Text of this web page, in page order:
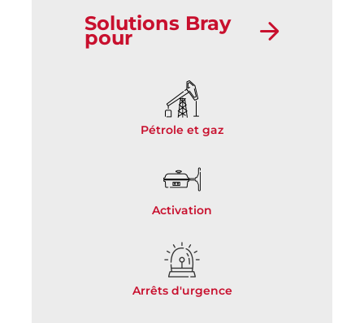
Solutions Bray
pour
Pétrole et gaz
Activation
Arrêts d'urgence